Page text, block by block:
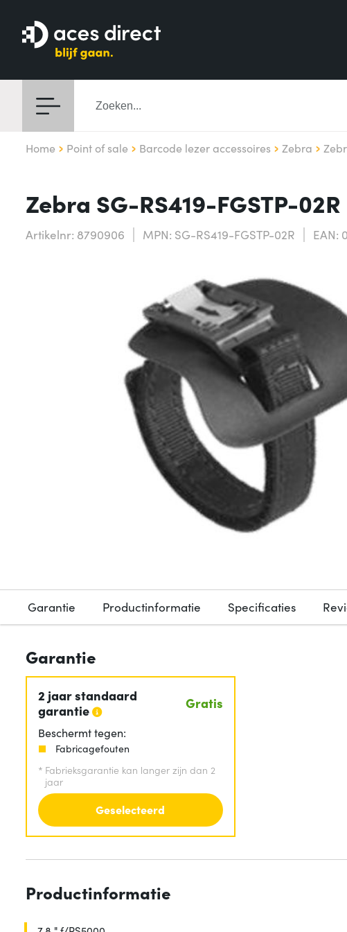
Home Point of sale Barcode lezer accessoires Zebra
Zebra SG-RS419-FGSTP-
Artikelnr: 8790906 MPN: SG-RS419-FGSTP-02R EAN:
Garantie Productinformatie Specificaties
Garantie
2 jaar standaard
garantie
Gratis
Beschermt tegen:
Fabricagefouten
* Fabrieksgarantie kan langer zijn dan 2
jaar
Geselecteerd
Productinformatie